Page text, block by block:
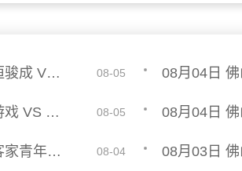
08月04日 佛山西甲足球联赛32强淘汰赛 肇庆恒骏成 VS 三七互娱 全场录像 08-05
08月04日 佛山西甲足球联赛32强淘汰赛 贪玩游戏 VS 美的薪火 全场录像 08-05
08月03日 佛山西甲足球联赛32强淘汰赛 广东客家青年 VS 广州英华思力U17 全场录像 08-04